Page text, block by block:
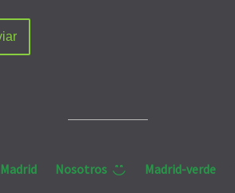
Nosotros Madrid-verde